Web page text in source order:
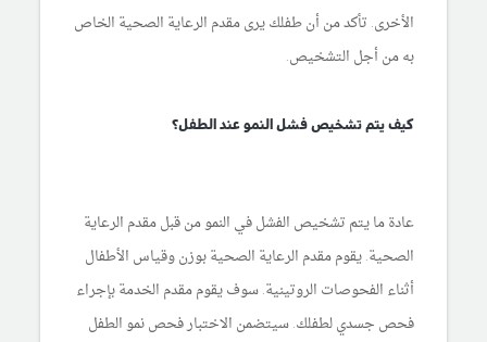
الأخرى. تأكد من أن طفلك يرى مقدم الرعاية الصحية الخاص
به من أجل التشخيص.
كيف يتم تشخيص فشل النمو عند الطفل؟
عادة ما يتم تشخيص الفشل في النمو من قبل مقدم الرعاية
الصحية. يقوم مقدم الرعاية الصحية بوزن وقياس الأطفال
أثناء الفحوصات الروتينية. سوف يقوم مقدم الخدمة بإجراء
فحص جسدي لطفلك. سيتضمن الاختبار فحص نمو الطفل